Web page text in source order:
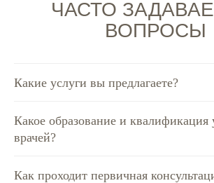
Какие услуги вы предлагаете?
Какое образование и
врачей?
Как проходит первичная